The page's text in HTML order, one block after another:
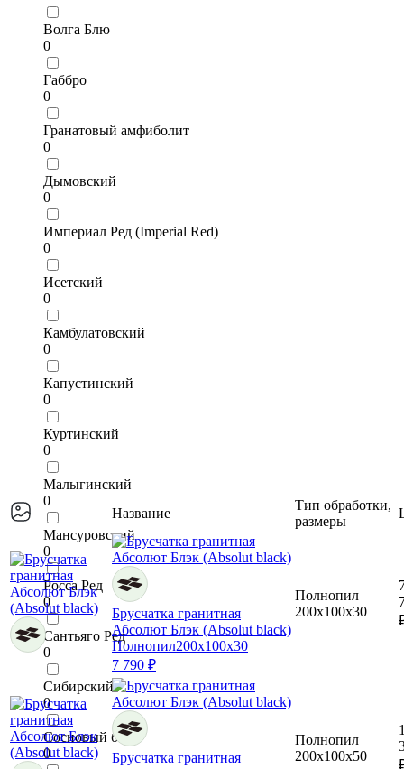
Волга Блю
0
Габбро
0
Гранатовый амфиболит
0
Дымовский
0
Империал Ред (Imperial Red)
0
Исетский
0
Камбулатовский
0
Капустинский
0
Куртинский
0
Малыгинский
0
Мансуровский
0
Росса Ред
0
Сантьяго Ред
0
Сибирский
0
Сосновый бор
0
Название
Тип обработки,
размеры
Брусчатка гранитная
Абсолют Блэк (Absolut black)
Полнопил200x100x30
7 790 ₽
Полнопил
200x100x30
Брусчатка гранитная
Полнопил
200x100x50